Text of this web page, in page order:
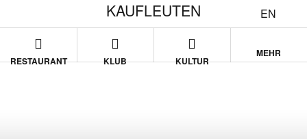
EN
KAUFLEUTEN
RESTAURANT KLUB KULTUR
MEHR